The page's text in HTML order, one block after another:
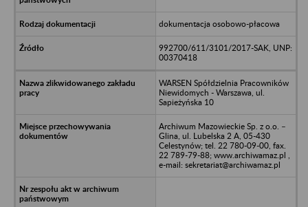
dokumentacja osobowo-płacowa
992700/611/3101/2017-SAK, UNP:
00370418
WARSEN Spółdzielnia Pracowników
Niewidomych - Warszawa, ul.
Sapieżyńska 10
Archiwum Mazowieckie Sp. z o.o. –
Glina, ul. Lubelska 2 A, 05-430
Celestynów; tel. 22 780-09-00, fax.
22 789-79-88; www.archiwamaz.pl ,
e-mail: sekretariat@archiwamaz.pl